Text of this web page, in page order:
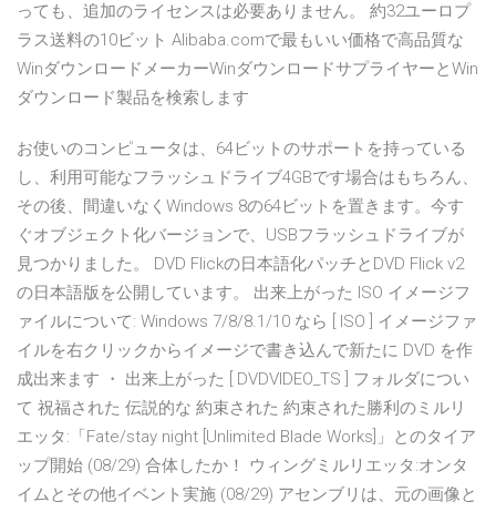
っても、追加のライセンスは必要ありません。 約32ユーロプ
ラス送料の10ビット Alibaba.comで最もいい価格で高品質な
WinダウンロードメーカーWinダウンロードサプライヤーとWin
ダウンロード製品を検索します
お使いのコンピュータは、64ビットのサポートを持っている
し、利用可能なフラッシュドライブ4GBです場合はもちろん、
その後、間違いなくWindows 8の64ビットを置きます。今す
ぐオブジェクト化バージョンで、USBフラッシュドライブが
見つかりました。 DVD Flickの日本語化パッチとDVD Flick v2
の日本語版を公開しています。 出来上がった ISO イメージフ
ァイルについて: Windows 7/8/8.1/10 なら [ ISO ] イメージファ
イルを右クリックからイメージで書き込んで新たに DVD を作
成出来ます ・ 出来上がった [ DVDVIDEO_TS ] フォルダについ
て 祝福された 伝説的な 約束された 約束された勝利のミルリ
エッタ:「Fate/stay night [Unlimited Blade Works]」とのタイア
ップ開始 (08/29) 合体したか！ ウィングミルリエッタ:オンタ
イムとその他イベント実施 (08/29) アセンブリは、元の画像と